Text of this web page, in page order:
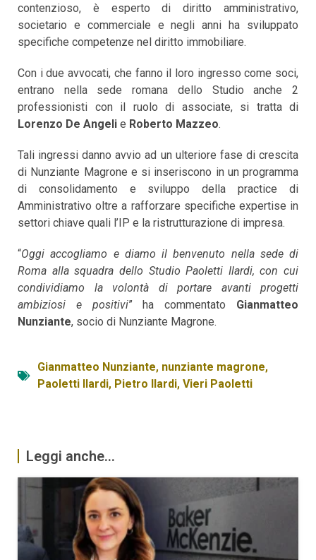
contenzioso, è esperto di diritto amministrativo,
societario e commerciale e negli anni ha sviluppato
specifiche competenze nel diritto immobiliare.
Con i due avvocati, che fanno il loro ingresso come soci,
entrano nella sede romana dello Studio anche 2
professionisti con il ruolo di associate, si tratta di
Lorenzo De Angeli e Roberto Mazzeo.
Tali ingressi danno avvio ad un ulteriore fase di crescita
di Nunziante Magrone e si inseriscono in un programma
di consolidamento e sviluppo della practice di
Amministrativo oltre a rafforzare specifiche expertise in
settori chiave quali l’IP e la ristrutturazione di impresa.
“Oggi accogliamo e diamo il benvenuto nella sede di
Roma alla squadra dello Studio Paoletti Ilardi, con cui
condividiamo la volontà di portare avanti progetti
ambiziosi e positivi” ha commentato Gianmatteo
Nunziante, socio di Nunziante Magrone.
Gianmatteo Nunziante, nunziante magrone,
Paoletti Ilardi, Pietro Ilardi, Vieri Paoletti
Leggi anche...